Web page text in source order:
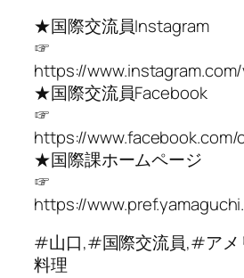
★国際交流員Instagram
☞
https://
★国際交流員Facebook
☞
https://www.facebook.com/
★国際課ホームページ
☞
https://
#山口,#国際交流員,#ア
料理